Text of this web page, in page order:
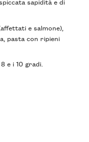
e salmone),
pasta con ripieni
e i 10 gradi.